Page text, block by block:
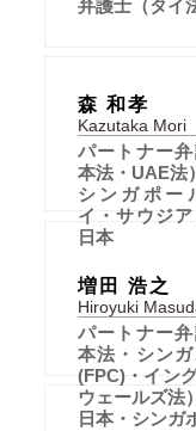
弁護士（タイ
森 和孝
Kazutaka Mori
パートナー
本法・UAE法）
シンガポー
イ・サウジア
日本
増田 浩之
Hiroyuki
パートナー
本法・シン
(FPC)・イン
ウェールズ法）
日本・シンガ